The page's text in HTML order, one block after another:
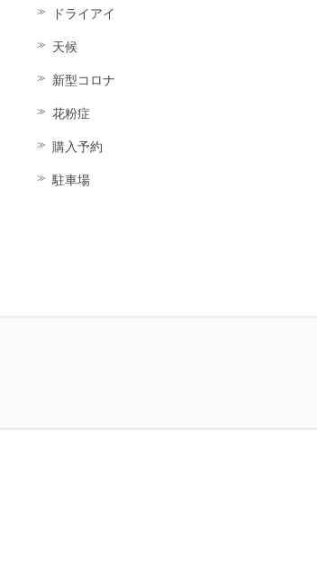
ドライアイ
天候
新型コロナ
花粉症
購入予約
駐車場